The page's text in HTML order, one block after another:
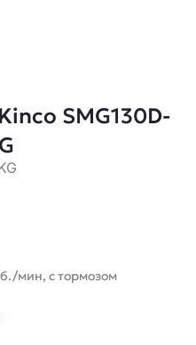
SMG130D-
мин, с тормозом